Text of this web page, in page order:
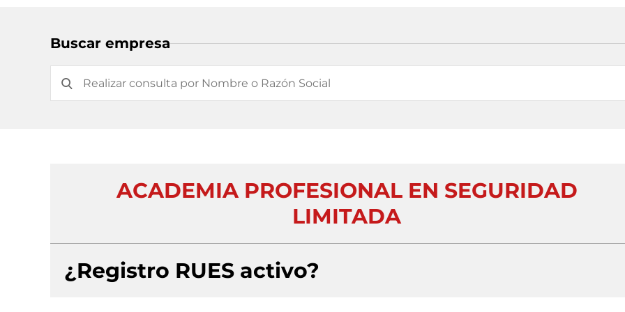
Buscar empresa
ACADEMIA PROFESIONAL EN SEGURIDAD
LIMITADA
¿Registro RUES activo?